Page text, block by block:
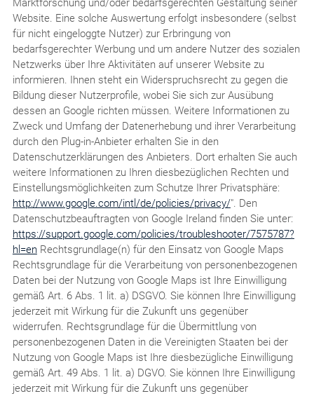
Website. Eine solche Auswertung erfolgt insbesondere (selbst
für nicht eingeloggte Nutzer) zur Erbringung von
bedarfsgerechter Werbung und um andere Nutzer des sozialen
Netzwerks über Ihre Aktivitäten auf unserer Website zu
informieren. Ihnen steht ein Widerspruchsrecht zu gegen die
Bildung dieser Nutzerprofile, wobei Sie sich zur Ausübung
dessen an Google richten müssen. Weitere Informationen zu
Zweck und Umfang der Datenerhebung und ihrer Verarbeitung
durch den Plug-in-Anbieter erhalten Sie in den
Datenschutzerklärungen des Anbieters. Dort erhalten Sie auch
weitere Informationen zu Ihren diesbezüglichen Rechten und
Einstellungsmöglichkeiten zum Schutze Ihrer Privatsphäre:
http://www.google.com/intl/de/policies/privacy/". Den
Datenschutzbeauftragten von Google Ireland finden Sie unter:
https://support.google.com/policies/troubleshooter/7575787?
hl=enRechtsgrundlage(n) für den Einsatz von Google Maps
Rechtsgrundlage für die Verarbeitung von personenbezogenen
Daten bei der Nutzung von Google Maps ist Ihre Einwilligung
gemäß Art. 6 Abs. 1 lit. a) DSGVO. Sie können Ihre Einwilligung
jederzeit mit Wirkung für die Zukunft uns gegenüber
widerrufen. Rechtsgrundlage für die Übermittlung von
personenbezogenen Daten in die Vereinigten Staaten bei der
Nutzung von Google Maps ist Ihre diesbezügliche Einwilligung
gemäß Art. 49 Abs. 1 lit. a) DGVO. Sie können Ihre Einwilligung
jederzeit mit Wirkung für die Zukunft uns gegenüber